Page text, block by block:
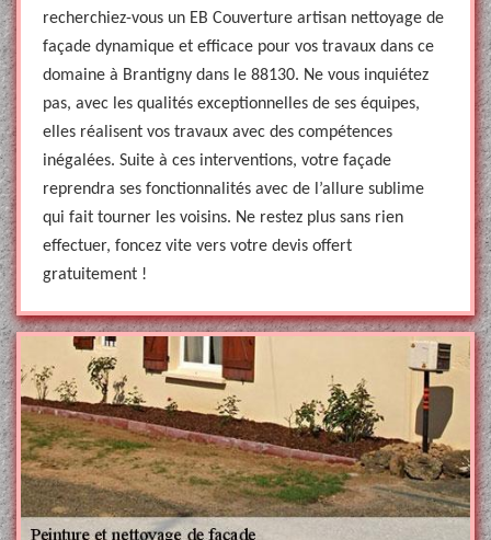
recherchiez-vous un EB Couverture artisan nettoyage de
façade dynamique et efficace pour vos travaux dans ce
domaine à Brantigny dans le 88130. Ne vous inquiétez
pas, avec les qualités exceptionnelles de ses équipes,
elles réalisent vos travaux avec des compétences
inégalées. Suite à ces interventions, votre façade
reprendra ses fonctionnalités avec de l’allure sublime
qui fait tourner les voisins. Ne restez plus sans rien
effectuer, foncez vite vers votre devis offert
gratuitement !